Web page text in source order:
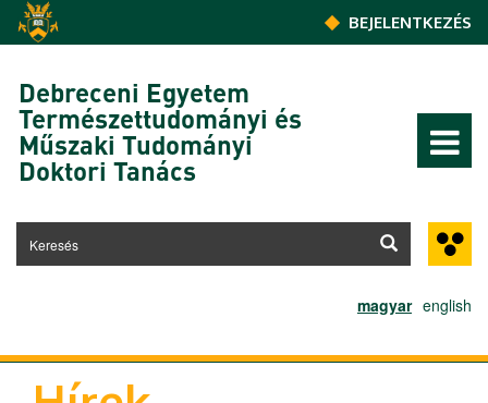
Ugrás a tartalomra
BEJELENTKEZÉS
Debreceni Egyetem
Természettudományi és
Műszaki Tudományi
Doktori Tanács
magyar english